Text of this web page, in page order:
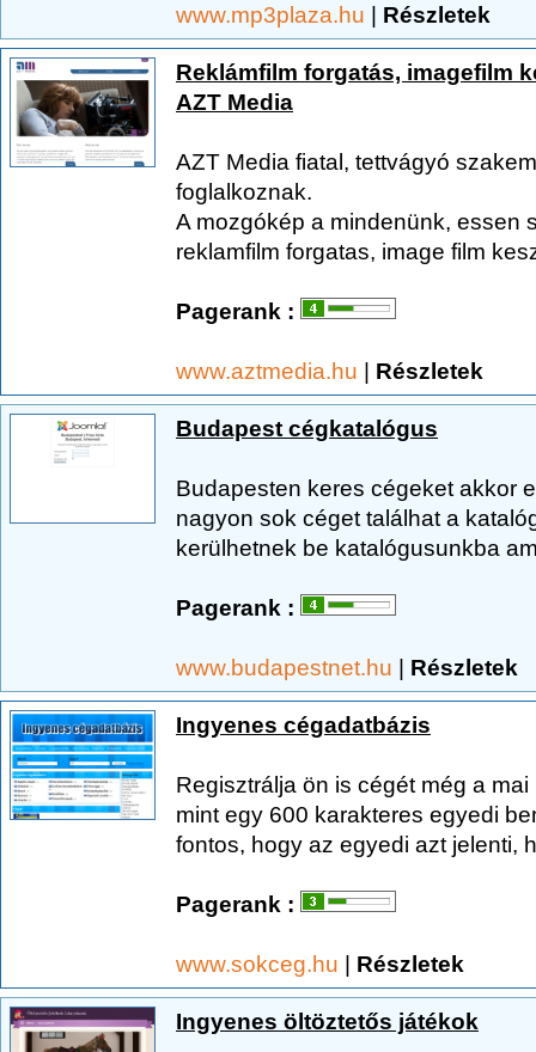
www.mp3plaza.hu | Részletek
Reklámfilm forgatás, imagefilm
AZT Media
AZT Media fiatal, tettvágyó
foglalkoznak.
A mozgókép a mindenünk, essen
reklamfilm forgatas, image film
Pagerank :
www.aztmedia.hu | Részletek
Budapest cégkatalógus
Budapesten keres cégeket akkor
nagyon sok céget találhat a
kerülhetnek be katalógusunkba
Pagerank :
www.budapestnet.hu | Részletek
Ingyenes cégadatbázis
Regisztrálja ön is cégét még a
mint egy 600 karakteres egyedi
fontos, hogy az egyedi azt jelenti,
Pagerank :
www.sokceg.hu | Részletek
Ingyenes öltöztetős játékok